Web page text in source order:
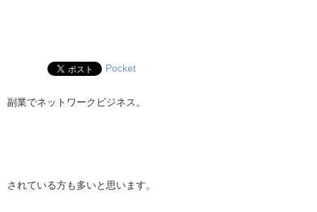
Pocket
副業でネットワークビジネス。
されている方も多いと思います。